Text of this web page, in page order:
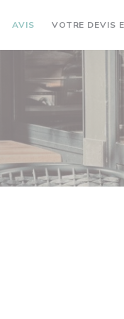
AVIS VOTRE DEVIS